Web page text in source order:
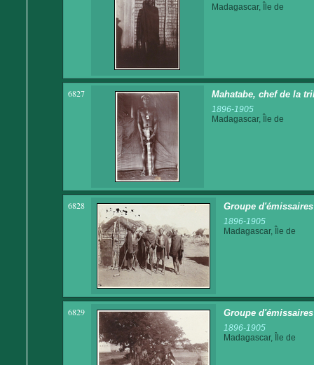
Madagascar, Île de
6827 Mahatabe, chef de la
1896-1905
Madagascar, Île de
6828 Groupe d'émissaires
1896-1905
Madagascar, Île de
6829 Groupe d'émissaires
1896-1905
Madagascar, Île de